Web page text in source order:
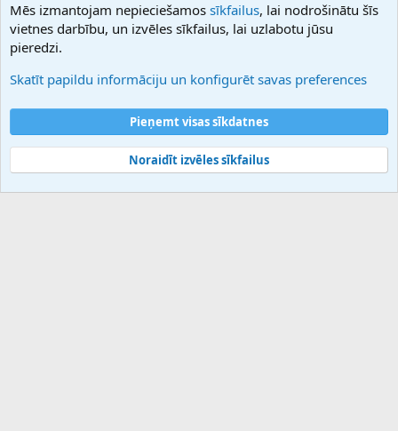
Hostmaria
Atbalsts
Palīdzība
Noteikumi un nosacījumi
Privātuma politika
Community platform by XenForo® © 2010-2025 XenForo Ltd.
Mēs izmantojam nepieciešamos sīkfailus, lai nodrošinātu šīs
vietnes darbību, un izvēles sīkfailus, lai uzlabotu jūsu
pieredzi.
Skatīt papildu informāciju un konfigurēt savas preferences
Pieņemt visas sīkdatnes
Noraidīt izvēles sīkfailus